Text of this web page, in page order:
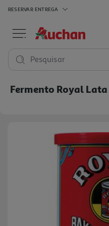
RESERVAR ENTREGA
Pesquisar
Fermento Royal